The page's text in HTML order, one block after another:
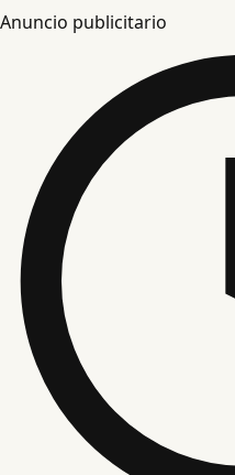
Anuncio publicitario